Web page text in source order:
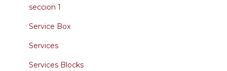
seccion 1
Service Box
Services
Services Blocks